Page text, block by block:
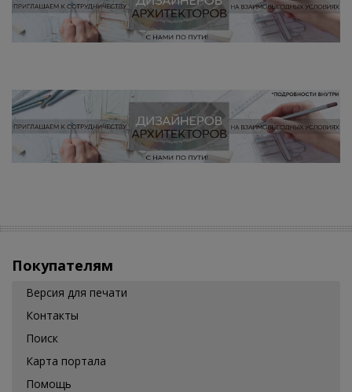
Покупателям
Версия для печати
Контакты
Поиск
Карта портала
Помощь